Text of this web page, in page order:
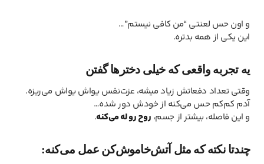
و اون حس لعنتی “من کافی نیستم”…
این یکی از همه بدتره.
یه تجربه واقعی که خیلی دخترها گفتن
وقتی تعداد دفعاتش زیاد میشه، عزت‌نفس یواش یواش می‌ریزه.
آدم کم‌کم حس می‌کنه از خودش دور شده…
و این فاصله، بیشتر از جسم، روح رو له می‌کنه.
چندتانکتهکه مثل آتش‌خاموش‌کن عمل می‌کنه: